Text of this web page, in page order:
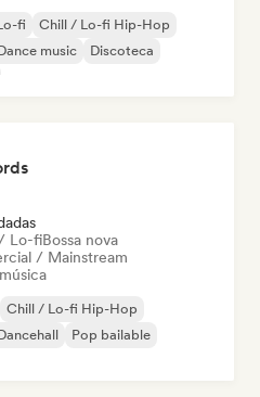
fi
Chill / Lo-fi Hip-Hop
music
Discoteca
Lo-fiBossa nova
/ Mainstream
Chill / Lo-fi Hip-Hop
Pop bailable